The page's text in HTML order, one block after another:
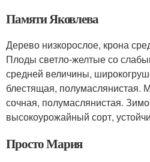
Памяти Яковлева
Дерево низкорослое, крона
Плоды светло-желтые со
средней величины,
блестящая, полумаслянистая.
сочная, полумаслянистая.
высокоурожайный сорт,
Просто Мария